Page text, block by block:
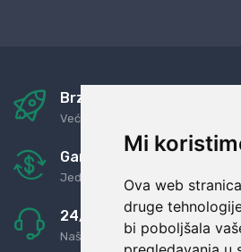
Mi
Ova web
druge
bi poboljšala
Brza i sigurna dostava
Već za nekoliko dana kod vas
Garancija u povrat
Jednostavno pravilo: Roba za
24/7 odlična podrška
Naši agenti uvijek na